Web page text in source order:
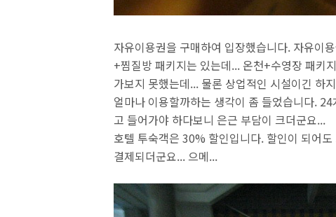
자유이용권을 구매하여 입장했습니다. 자유이
+찜질방 패키지는 있는데... 온천+수영장 패키
가보지 못했는데... 물론 상업적인 시설이긴 하
얼마나 이용할까하는 생각이 좀 들었습니다.
고 들어가야 하다보니 은근 부담이 크더군요...
호텔 투숙객은 30% 할인입니다. 할인이 되어
결제되더군요... 으메...